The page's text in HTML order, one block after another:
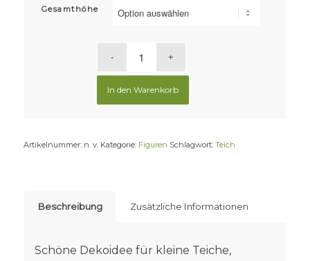
Gesamthöhe
In den Warenkorb
Artikelnummer: n. v. Kategorie: Figuren Schlagwort: Teich
Beschreibung Zusätzliche Informationen
Schöne Dekoidee für kleine Teiche,